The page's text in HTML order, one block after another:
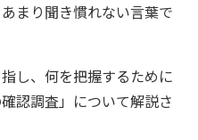
まり聞き慣れない言葉で
し、何を把握するために
認調査」について解説さ